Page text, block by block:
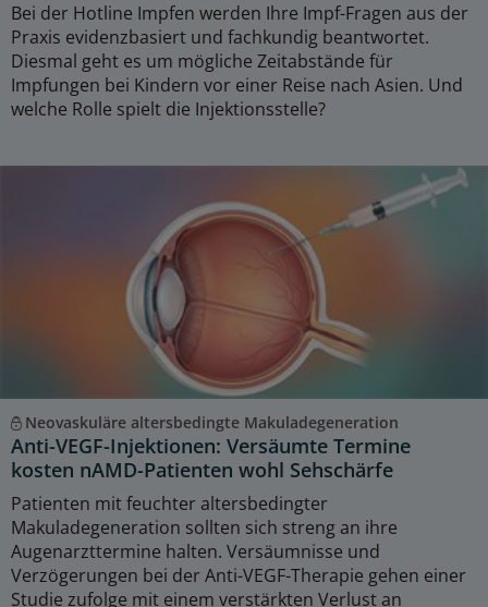
Bei der Hotline Impfen werden Ihre Impf-Fragen aus der
Praxis evidenzbasiert und fachkundig beantwortet.
Diesmal geht es um mögliche Zeitabstände für
Impfungen bei Kindern vor einer Reise nach Asien. Und
welche Rolle spielt die Injektionsstelle?
Neovaskuläre altersbedingte Makuladegeneration
Anti-VEGF-Injektionen: Versäumte Termine
kosten nAMD-Patienten wohl Sehschärfe
Patienten mit feuchter altersbedingter
Makuladegeneration sollten sich streng an ihre
Augenarzttermine halten. Versäumnisse und
Verzögerungen bei der Anti-VEGF-Therapie gehen einer
Studie zufolge mit einem verstärkten Verlust an